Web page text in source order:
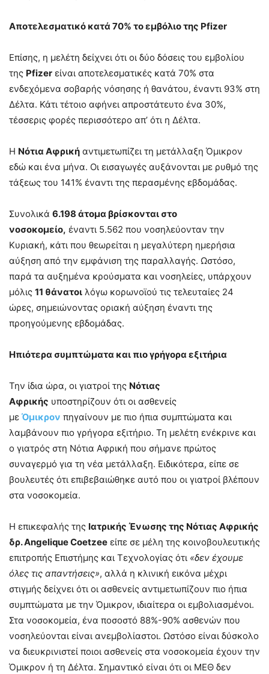
Αποτελεσματικό κατά 70% το εμβόλιο της Pfizer
Επίσης, η μελέτη δείχνει ότι οι δύο δόσεις του εμβολίου
της Pfizer είναι αποτελεσματικές κατά 70% στα
ενδεχόμενα σοβαρής νόσησης ή θανάτου, έναντι 93% στη
Δέλτα. Κάτι τέτοιο αφήνει απροστάτευτο ένα 30%,
τέσσερις φορές περισσότερο απ’ ότι η Δέλτα.
Η Νότια Αφρική αντιμετωπίζει τη μετάλλαξη Όμικρον
εδώ και ένα μήνα. Οι εισαγωγές αυξάνονται με ρυθμό της
τάξεως του 141% έναντι της περασμένης εβδομάδας.
Συνολικά 6.198 άτομα βρίσκονται στο
νοσοκομείο, έναντι 5.562 που νοσηλεύονταν την
Κυριακή, κάτι που θεωρείται η μεγαλύτερη ημερήσια
αύξηση από την εμφάνιση της παραλλαγής. Ωστόσο,
παρά τα αυξημένα κρούσματα και νοσηλείες, υπάρχουν
μόλις 11 θάνατοι λόγω κορωνοϊού τις τελευταίες 24
ώρες, σημειώνοντας οριακή αύξηση έναντι της
προηγούμενης εβδομάδας.
Ηπιότερα συμπτώματα και πιο γρήγορα εξιτήρια
Την ίδια ώρα, οι γιατροί της Νότιας
Αφρικής υποστηρίζουν ότι οι ασθενείς
με Όμικρον πηγαίνουν με πιο ήπια συμπτώματα και
λαμβάνουν πιο γρήγορα εξιτήριο. Τη μελέτη ενέκρινε και
ο γιατρός στη Νότια Αφρική που σήμανε πρώτος
συναγερμό για τη νέα μετάλλαξη. Ειδικότερα, είπε σε
βουλευτές ότι επιβεβαιώθηκε αυτό που οι γιατροί βλέπουν
στα νοσοκομεία.
Η επικεφαλής της Ιατρικής Ένωσης της Νότιας Αφρικής
δρ. Angelique Coetzee είπε σε μέλη της κοινοβουλευτικής
επιτροπής Επιστήμης και Τεχνολογίας ότι «δεν έχουμε
όλες τις απαντήσεις», αλλά η κλινική εικόνα μέχρι
στιγμής δείχνει ότι οι ασθενείς αντιμετωπίζουν πιο ήπια
συμπτώματα με την Όμικρον, ιδιαίτερα οι εμβολιασμένοι.
Στα νοσοκομεία, ένα ποσοστό 88%-90% ασθενών που
νοσηλεύονται είναι ανεμβολίαστοι. Ωστόσο είναι δύσκολο
να διευκρινιστεί ποιοι ασθενείς στα νοσοκομεία έχουν την
Όμικρον ή τη Δέλτα. Σημαντικό είναι ότι οι ΜΕΘ δεν